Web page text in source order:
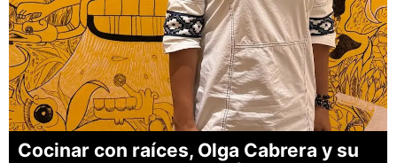
Cocinar con raíces, Olga Cabrera y su